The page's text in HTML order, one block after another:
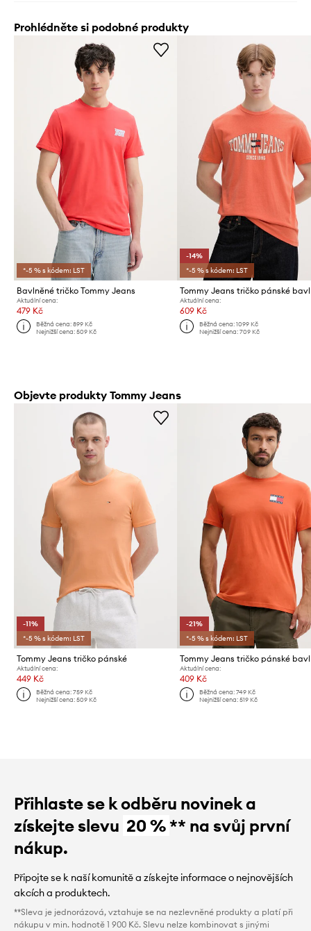
Prohlédněte si podobné produkty
*-5 % s kódem: LST
Bavlněné tričko Tommy Jeans
Aktuální cena:
479 Kč
Běžná cena:899 Kč
Nejnižší cena:509 Kč
-14%
*-5 % s kódem: LST
Tommy Jeans tričko pánské
Aktuální cena:
609 Kč
Běžná cena: 1099 Kč
Nejnižší cena: 709 Kč
Objevte produkty Tommy Jeans
-11%
*-5 % s kódem: LST
Tommy Jeans tričko pánské
Aktuální cena:
449 Kč
Běžná cena:759 Kč
Nejnižší cena:509 Kč
-21%
*-5 % s kódem: LST
Tommy Jeans tričko pánské
Aktuální cena:
409 Kč
Běžná cena: 749 Kč
Nejnižší cena: 519 Kč
Přihlaste se k odběru novinek a
získejte slevu 20 %** na svůj první
nákup.
Připojte se k naší komunitě a získejte informace o nejnovějších
akcích a produktech.
**Sleva je jednorázová, vztahuje se na nezlevněné produkty a platí při
nákupu v min. hodnotě 1 900 Kč. Slevu nelze kombinovat s jinými